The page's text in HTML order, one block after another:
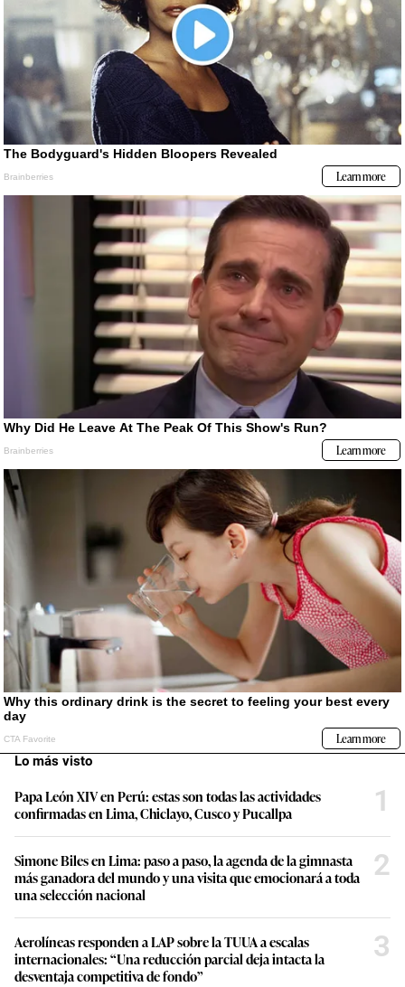
Lo más visto
Papa León XIV en Perú: estas son todas las actividades
confirmadas en Lima, Chiclayo, Cusco y Pucallpa
1
Simone Biles en Lima: paso a paso, la agenda de la gimnasta
más ganadora del mundo y una visita que emocionará a toda
una selección nacional
2
Aerolíneas responden a LAP sobre la TUUA a escalas
internacionales: “Una reducción parcial deja intacta la
desventaja competitiva de fondo”
3